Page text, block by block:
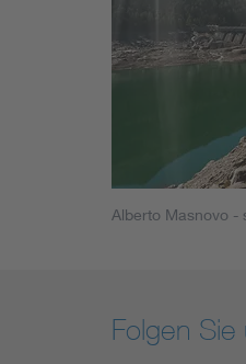
Alberto Masnovo -
Folgen Sie